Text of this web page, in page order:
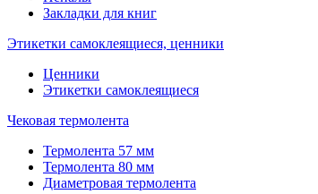
Закладки для книг
Этикетки самоклеящиеся, ценники
Ценники
Этикетки самоклеящиеся
Чековая термолента
Термолента 57 мм
Термолента 80 мм
Диаметровая термолента